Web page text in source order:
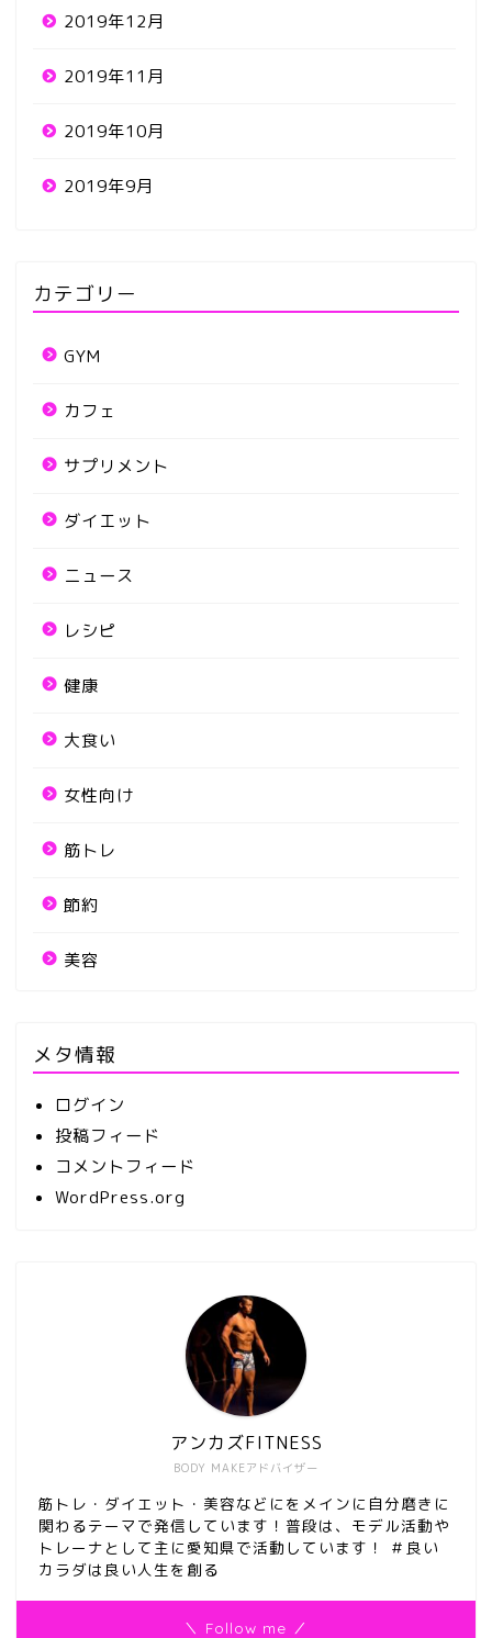
2019年12月
2019年11月
2019年10月
2019年9月
カテゴリー
GYM
カフェ
サプリメント
ダイエット
ニュース
レシピ
健康
大食い
女性向け
筋トレ
節約
美容
メタ情報
ログイン
投稿フィード
コメントフィード
WordPress.org
BODY MAKEアドバイザー
アンカズFITNESS
筋トレ・ダイエット・美容などにをメインに自分磨きに
関わるテーマで発信しています！普段は、モデル活動や
トレーナとして主に愛知県で活動しています！ ＃良い
カラダは良い人生を創る
＼ Follow me ／